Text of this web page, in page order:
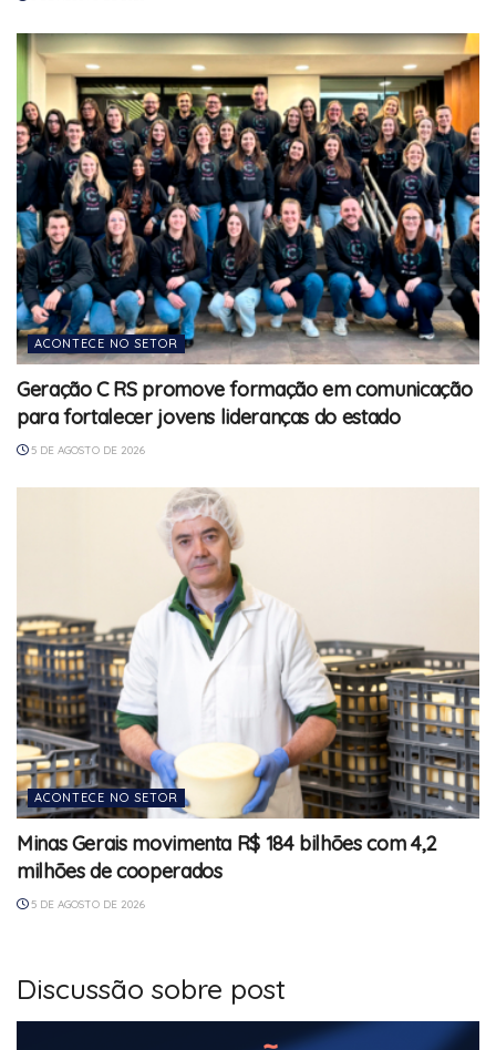
ACONTECE NO SETOR
Geração C RS promove formação em comunicação
para fortalecer jovens lideranças do estado
5 DE AGOSTO DE 2026
ACONTECE NO SETOR
Minas Gerais movimenta R$ 184 bilhões com 4,2
milhões de cooperados
5 DE AGOSTO DE 2026
Discussão sobre post